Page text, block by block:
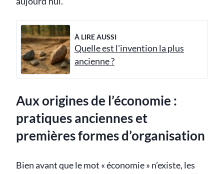
À LIRE AUSSI
Quelle est l'invention la plus
ancienne ?
Aux origines de l’économie :
pratiques anciennes et
premières formes d’organisation
Bien avant que le mot « économie » n’existe, les